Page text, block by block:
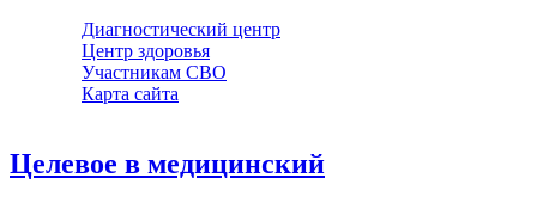
Диагностический центр
Центр здоровья
Участникам СВО
Карта сайта
Целевое в медицинский